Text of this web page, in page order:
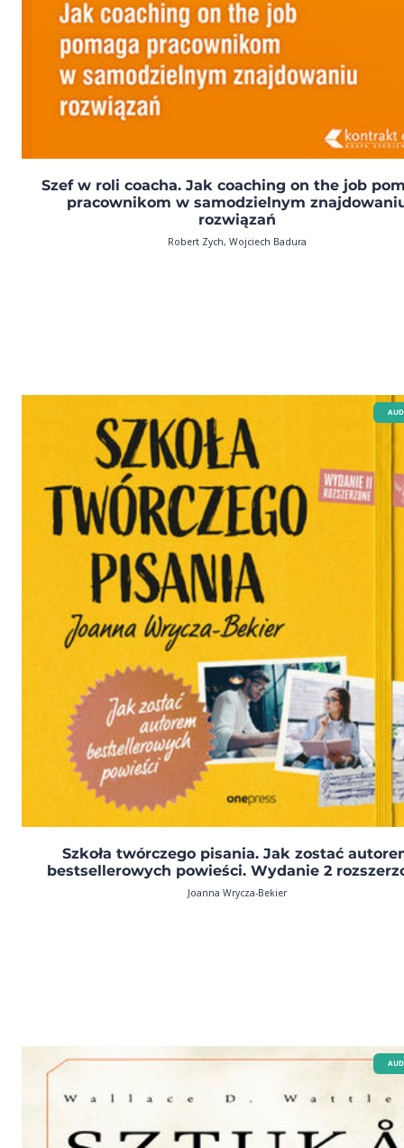
Szef w roli coacha. Jak coaching on the job
pracownikom w samodzielnym
rozwiązań
Robert Zych, Wojciech Badura
Szkoła twórczego pisania. Jak zostać
bestsellerowych powieści. Wydanie 2
Joanna Wrycza-Bekier